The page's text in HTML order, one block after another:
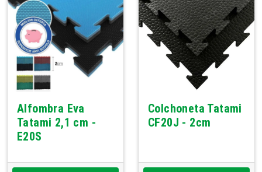
Alfombra Eva
Tatami 2,1 cm -
E20S
Colchoneta Tatami
CF20J - 2cm